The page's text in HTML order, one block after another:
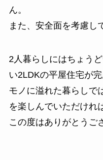
ん。
また、安全面を考慮し
2人暮らしにはちょう
い2LDKの平屋住宅が完
モノに溢れた暮らしで
を楽しんでいただけれ
この度はありがとうご